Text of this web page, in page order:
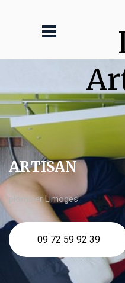
ARTISAN
plombier Limoges
09 72 59 92 39